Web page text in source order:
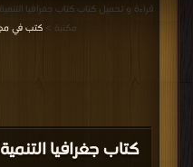
كتاب جغرافيا
مكتبة >كتب في